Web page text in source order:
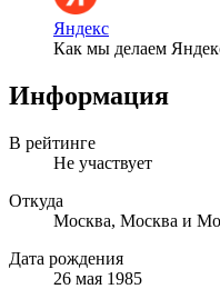
Яндекс
Как мы делаем
Информация
В рейтинге
Не участвует
Откуда
Москва, Москва и
Дата рождения
26 мая 1985